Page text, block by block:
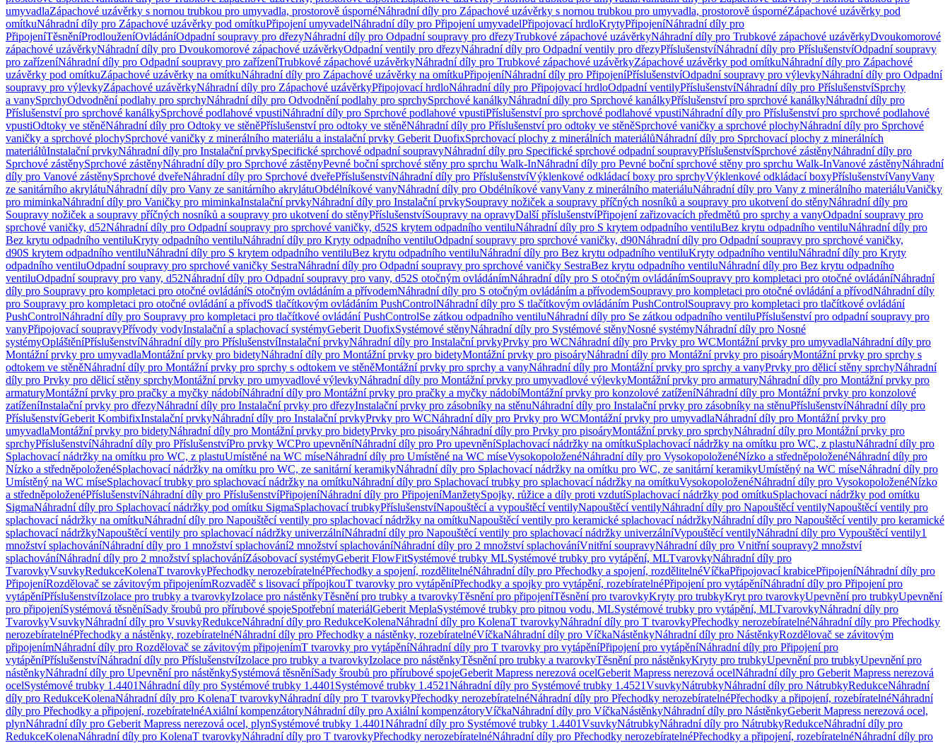
umyvadlaZápachové uzávěrky s nornou trubkou pro umyvadla, prostorově úspornéNáhradní díly pro Zápachové uzávěrky s nornou trubkou pro umyvadla, prostorově úspornéZápachové uzávěrky pod
omítkuNáhradní díly pro Zápachové uzávěrky pod omítkuPřipojení umyvadelNáhradní díly pro Připojení umyvadelPřipojovací hrdloKrytyPřipojeníNáhradní díly pro
PřipojeníTěsněníProdlouženíOvládáníOdpadní soupravy pro dřezyNáhradní díly pro Odpadní soupravy pro dřezyTrubkové zápachové uzávěrkyNáhradní díly pro Trubkové zápachové uzávěrkyDvoukomorové
zápachové uzávěrkyNáhradní díly pro Dvoukomorové zápachové uzávěrkyOdpadní ventily pro dřezyNáhradní díly pro Odpadní ventily pro dřezyPříslušenstvíNáhradní díly pro PříslušenstvíOdpadní soupravy
pro zařízeníNáhradní díly pro Odpadní soupravy pro zařízeníTrubkové zápachové uzávěrkyNáhradní díly pro Trubkové zápachové uzávěrkyZápachové uzávěrky pod omítkuNáhradní díly pro Zápachové
uzávěrky pod omítkuZápachové uzávěrky na omítkuNáhradní díly pro Zápachové uzávěrky na omítkuPřipojeníNáhradní díly pro PřipojeníPříslušenstvíOdpadní soupravy pro výlevkyNáhradní díly pro Odpadní
soupravy pro výlevkyZápachové uzávěrkyNáhradní díly pro Zápachové uzávěrkyPřipojovací hrdloNáhradní díly pro Připojovací hrdloOdpadní ventilyPříslušenstvíNáhradní díly pro PříslušenstvíSprchy
a vanySprchyOdvodnění podlahy pro sprchyNáhradní díly pro Odvodnění podlahy pro sprchySprchové kanálkyNáhradní díly pro Sprchové kanálkyPříslušenství pro sprchové kanálkyNáhradní díly pro
Příslušenství pro sprchové kanálkySprchové podlahové vpustiNáhradní díly pro Sprchové podlahové vpustiPříslušenství pro sprchové podlahové vpustiNáhradní díly pro Příslušenství pro sprchové podlahové
vpustiOdtoky ve stěněNáhradní díly pro Odtoky ve stěněPříslušenství pro odtoky ve stěněNáhradní díly pro Příslušenství pro odtoky ve stěněSprchové vaničky a sprchové plochyNáhradní díly pro Sprchové
vaničky a sprchové plochySprchové vaničky z minerálního materiálu a instalační prvky Geberit DuofixSprchovací plochy z minerálních materiálůNáhradní díly pro Sprchovací plochy z minerálních
materiálůInstalační prvkyNáhradní díly pro Instalační prvkySpecifické sprchové odpadní soupravyNáhradní díly pro Specifické sprchové odpadní soupravyPříslušenstvíSprchové zástěnyNáhradní díly pro
Sprchové zástěnySprchové zástěnyNáhradní díly pro Sprchové zástěnyPevné boční sprchové stěny pro sprchu Walk-InNáhradní díly pro Pevné boční sprchové stěny pro sprchu Walk-InVanové zástěnyNáhradní
díly pro Vanové zástěnySprchové dveřeNáhradní díly pro Sprchové dveřePříslušenstvíNáhradní díly pro PříslušenstvíVýklenkové odkládací boxy pro sprchyVýklenkové odkládací boxyPříslušenstvíVanyVany
ze sanitárního akrylátuNáhradní díly pro Vany ze sanitárního akrylátuObdélníkové vanyNáhradní díly pro Obdélníkové vanyVany z minerálního materiáluNáhradní díly pro Vany z minerálního materiáluVaničky
pro miminkaNáhradní díly pro Vaničky pro miminkaInstalační prvkyNáhradní díly pro Instalační prvkySoupravy nožiček a soupravy příčných nosníků a soupravy pro ukotvení do stěnyNáhradní díly pro
Soupravy nožiček a soupravy příčných nosníků a soupravy pro ukotvení do stěnyPříslušenstvíSoupravy na opravyDalší příslušenstvíPřipojení zařizovacích předmětů pro sprchy a vanyOdpadní soupravy pro
sprchové vaničky, d52Náhradní díly pro Odpadní soupravy pro sprchové vaničky, d52S krytem odpadního ventiluNáhradní díly pro S krytem odpadního ventiluBez krytu odpadního ventiluNáhradní díly pro
Bez krytu odpadního ventiluKryty odpadního ventiluNáhradní díly pro Kryty odpadního ventiluOdpadní soupravy pro sprchové vaničky, d90Náhradní díly pro Odpadní soupravy pro sprchové vaničky,
d90S krytem odpadního ventiluNáhradní díly pro S krytem odpadního ventiluBez krytu odpadního ventiluNáhradní díly pro Bez krytu odpadního ventiluKryty odpadního ventiluNáhradní díly pro Kryty
odpadního ventiluOdpadní soupravy pro sprchové vaničky SestraNáhradní díly pro Odpadní soupravy pro sprchové vaničky SestraBez krytu odpadního ventiluNáhradní díly pro Bez krytu odpadního
ventiluOdpadní soupravy pro vany, d52Náhradní díly pro Odpadní soupravy pro vany, d52S otočným ovládánímNáhradní díly pro S otočným ovládánímSoupravy pro kompletaci pro otočné ovládáníNáhradní
díly pro Soupravy pro kompletaci pro otočné ovládáníS otočným ovládáním a přívodemNáhradní díly pro S otočným ovládáním a přívodemSoupravy pro kompletaci pro otočné ovládání a přívodNáhradní díly
pro Soupravy pro kompletaci pro otočné ovládání a přívodS tlačítkovým ovládáním PushControlNáhradní díly pro S tlačítkovým ovládáním PushControlSoupravy pro kompletaci pro tlačítkové ovládání
PushControlNáhradní díly pro Soupravy pro kompletaci pro tlačítkové ovládání PushControlSe zátkou odpadního ventiluNáhradní díly pro Se zátkou odpadního ventiluPříslušenství pro odpadní soupravy pro
vanyPřipojovací soupravyPřívody vodyInstalační a splachovací systémyGeberit DuofixSystémové stěnyNáhradní díly pro Systémové stěnyNosné systémyNáhradní díly pro Nosné
systémyOpláštěníPříslušenstvíNáhradní díly pro PříslušenstvíInstalační prvkyNáhradní díly pro Instalační prvkyPrvky pro WCNáhradní díly pro Prvky pro WCMontážní prvky pro umyvadlaNáhradní díly pro
Montážní prvky pro umyvadlaMontážní prvky pro bidetyNáhradní díly pro Montážní prvky pro bidetyMontážní prvky pro pisoáryNáhradní díly pro Montážní prvky pro pisoáryMontážní prvky pro sprchy s
odtokem ve stěněNáhradní díly pro Montážní prvky pro sprchy s odtokem ve stěněMontážní prvky pro sprchy a vanyNáhradní díly pro Montážní prvky pro sprchy a vanyPrvky pro dělicí stěny sprchyNáhradní
díly pro Prvky pro dělicí stěny sprchyMontážní prvky pro umyvadlové výlevkyNáhradní díly pro Montážní prvky pro umyvadlové výlevkyMontážní prvky pro armaturyNáhradní díly pro Montážní prvky pro
armaturyMontážní prvky pro pračky a myčky nádobíNáhradní díly pro Montážní prvky pro pračky a myčky nádobíMontážní prvky pro konzolové zatíženíNáhradní díly pro Montážní prvky pro konzolové
zatíženíInstalační prvky pro dřezyNáhradní díly pro Instalační prvky pro dřezyInstalační prvky pro zásobníky na stěnuNáhradní díly pro Instalační prvky pro zásobníky na stěnuPříslušenstvíNáhradní díly pro
PříslušenstvíGeberit KombifixInstalační prvkyNáhradní díly pro Instalační prvkyPrvky pro WCNáhradní díly pro Prvky pro WCMontážní prvky pro umyvadlaNáhradní díly pro Montážní prvky pro
umyvadlaMontážní prvky pro bidetyNáhradní díly pro Montážní prvky pro bidetyPrvky pro pisoáryNáhradní díly pro Prvky pro pisoáryMontážní prvky pro sprchyNáhradní díly pro Montážní prvky pro
sprchyPříslušenstvíNáhradní díly pro PříslušenstvíPro prvky WCPro upevněníNáhradní díly pro Pro upevněníSplachovací nádržky na omítkuSplachovací nádržky na omítku pro WC, z plastuNáhradní díly pro
Splachovací nádržky na omítku pro WC, z plastuUmístěné na WC míseNáhradní díly pro Umístěné na WC míseVysokopoloženéNáhradní díly pro VysokopoloženéNízko a středněpoloženéNáhradní díly pro
Nízko a středněpoloženéSplachovací nádržky na omítku pro WC, ze sanitární keramikyNáhradní díly pro Splachovací nádržky na omítku pro WC, ze sanitární keramikyUmístěný na WC míseNáhradní díly pro
Umístěný na WC míseSplachovací trubky pro splachovací nádržky na omítkuNáhradní díly pro Splachovací trubky pro splachovací nádržky na omítkuVysokopoloženéNáhradní díly pro VysokopoloženéNízko
a středněpoloženéPříslušenstvíNáhradní díly pro PříslušenstvíPřipojeníNáhradní díly pro PřipojeníManžetySpojky, růžice a díly proti vzdutíSplachovací nádržky pod omítkuSplachovací nádržky pod omítku
SigmaNáhradní díly pro Splachovací nádržky pod omítku SigmaSplachovací trubkyPříslušenstvíNapouštěcí a vypouštěcí ventilyNapouštěcí ventilyNáhradní díly pro Napouštěcí ventilyNapouštěcí ventily pro
splachovací nádržky na omítkuNáhradní díly pro Napouštěcí ventily pro splachovací nádržky na omítkuNapouštěcí ventily pro keramické splachovací nádržkyNáhradní díly pro Napouštěcí ventily pro keramické
splachovací nádržkyNapouštěcí ventily pro splachovací nádržky univerzálníNáhradní díly pro Napouštěcí ventily pro splachovací nádržky univerzálníVypouštěcí ventilyNáhradní díly pro Vypouštěcí ventily1
množství splachováníNáhradní díly pro 1 množství splachování2 množství splachováníNáhradní díly pro 2 množství splachováníVnitřní soupravyNáhradní díly pro Vnitřní soupravy2 množství
splachováníNáhradní díly pro 2 množství splachováníZásobovací systémyGeberit FlowFitSystémové trubky MLSystémové trubky pro vytápění, MLTvarovkyNáhradní díly pro
TvarovkyVsuvkyRedukceKolenaT tvarovkyPřechodky nerozebíratelnéPřechodky a spojení, rozdělitelnéNáhradní díly pro Přechodky a spojení, rozdělitelnéVíčkaPřipojovací krabicePřipojeníNáhradní díly pro
PřipojeníRozdělovač se závitovým připojenímRozvaděč s lisovací přípojkouT tvarovky pro vytápěníPřechodky a spojky pro vytápění, rozebíratelnéPřipojení pro vytápěníNáhradní díly pro Připojení pro
vytápěníPříslušenstvíIzolace pro trubky a tvarovkyIzolace pro nástěnkyTěsnění pro trubky a tvarovkyTěsnění pro připojeníTěsnění pro tvarovkyKryty pro trubkyKryt pro tvarovkyUpevnění pro trubkyUpevnění
pro připojeníSystémová těsněníSady šroubů pro přírubové spojeSpotřební materiálGeberit MeplaSystémové trubky pro pitnou vodu, MLSystémové trubky pro vytápění, MLTvarovkyNáhradní díly pro
TvarovkyVsuvkyNáhradní díly pro VsuvkyRedukceNáhradní díly pro RedukceKolenaNáhradní díly pro KolenaT tvarovkyNáhradní díly pro T tvarovkyPřechodky nerozebíratelnéNáhradní díly pro Přechodky
nerozebíratelnéPřechodky a nástěnky, rozebíratelnéNáhradní díly pro Přechodky a nástěnky, rozebíratelnéVíčkaNáhradní díly pro VíčkaNástěnkyNáhradní díly pro NástěnkyRozdělovač se závitovým
připojenímNáhradní díly pro Rozdělovač se závitovým připojenímT tvarovky pro vytápěníNáhradní díly pro T tvarovky pro vytápěníPřipojení pro vytápěníNáhradní díly pro Připojení pro
vytápěníPříslušenstvíNáhradní díly pro PříslušenstvíIzolace pro trubky a tvarovkyIzolace pro nástěnkyTěsnění pro trubky a tvarovkyTěsnění pro nástěnkyKryty pro trubkyUpevnění pro trubkyUpevnění pro
nástěnkyNáhradní díly pro Upevnění pro nástěnkySystémová těsněníSady šroubů pro přírubové spojeGeberit Mapress nerezová ocelGeberit Mapress nerezová ocelNáhradní díly pro Geberit Mapress nerezová
ocelSystémové trubky 1.4401Náhradní díly pro Systémové trubky 1.4401 Systémové trubky 1.4521Náhradní díly pro Systémové trubky 1.4521VsuvkyNátrubkyNáhradní díly pro NátrubkyRedukceNáhradní
díly pro RedukceKolenaNáhradní díly pro KolenaT tvarovkyNáhradní díly pro T tvarovkyPřechodky nerozebíratelnéNáhradní díly pro Přechodky nerozebíratelnéPřechodky a připojení, rozebíratelnéNáhradní
díly pro Přechodky a připojení, rozebíratelnéAxiální kompenzátoryNáhradní díly pro Axiální kompenzátoryVíčkaNáhradní díly pro VíčkaNástěnkyNáhradní díly pro NástěnkyGeberit Mapress nerezová ocel,
plynNáhradní díly pro Geberit Mapress nerezová ocel, plynSystémové trubky 1.4401Náhradní díly pro Systémové trubky 1.4401VsuvkyNátrubkyNáhradní díly pro NátrubkyRedukceNáhradní díly pro
RedukceKolenaNáhradní díly pro KolenaT tvarovkyNáhradní díly pro T tvarovkyPřechodky nerozebíratelnéNáhradní díly pro Přechodky nerozebíratelnéPřechodky a připojení, rozebíratelnéNáhradní díly pro